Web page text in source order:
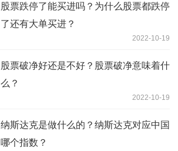
股票跌停了能买进吗？为什么股票都跌停
了还有大单买进？
2022-10-19
股票破净好还是不好？股票破净意味着什
么？
2022-10-19
纳斯达克是做什么的？纳斯达克对应中国
哪个指数？